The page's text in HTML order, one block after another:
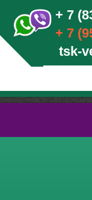
+ 7
+ 7
tsk-